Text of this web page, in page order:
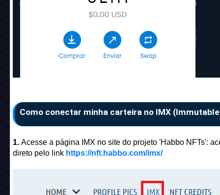
Como conectar minha carteira no IMX (Immutable
1.Acesse a página IMX no site do projeto 'Habbo NFTs':
direto pelo link https://nft.habbo.com/imx/